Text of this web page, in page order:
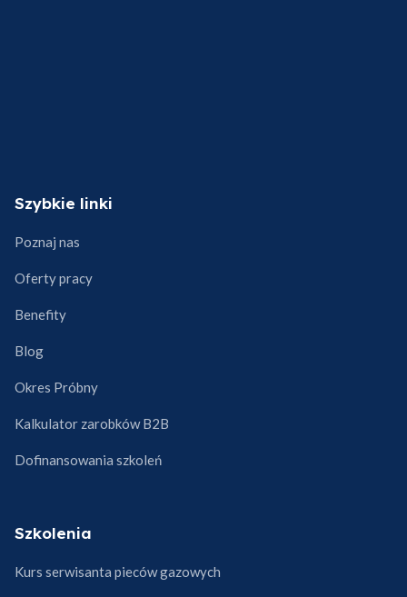
Szybkie linki
Poznaj nas
Oferty pracy
Benefity
Blog
Okres Próbny
Kalkulator zarobków B2B
Dofinansowania szkoleń
Szkolenia
Kurs serwisanta pieców gazowych